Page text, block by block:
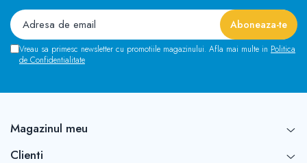
Vreau sa primesc newsletter cu promotiile magazinului. Afla mai multe in Politica
de Confidentialitate
Magazinul meu
Clienti